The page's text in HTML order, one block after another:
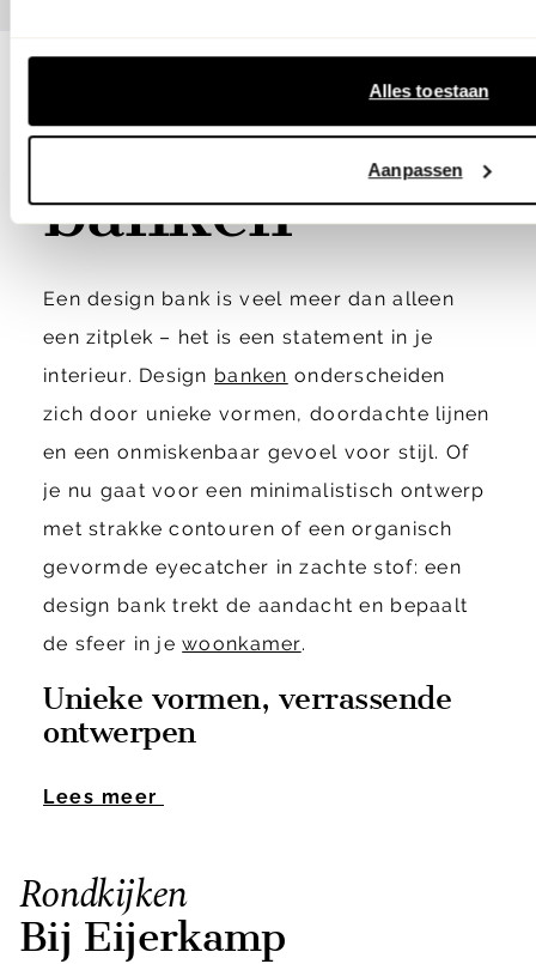
Alles toestaan
Aanpassen
Design
banken
Een design bank is veel meer dan alleen
een zitplek – het is een statement in je
interieur. Design banken onderscheiden
zich door unieke vormen, doordachte lijnen
en een onmiskenbaar gevoel voor stijl. Of
je nu gaat voor een minimalistisch ontwerp
met strakke contouren of een organisch
gevormde eyecatcher in zachte stof: een
design bank trekt de aandacht en bepaalt
de sfeer in jewoonkamer.
Unieke vormen, verrassende
ontwerpen
Lees meer
Rondkijken
Bij Eijerkamp